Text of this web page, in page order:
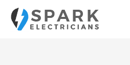
contenido